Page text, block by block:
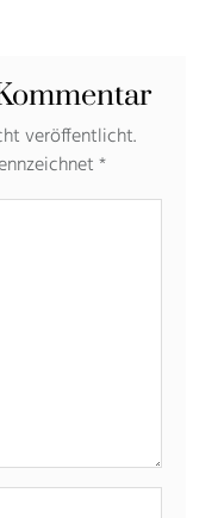
veröffentlicht.
*